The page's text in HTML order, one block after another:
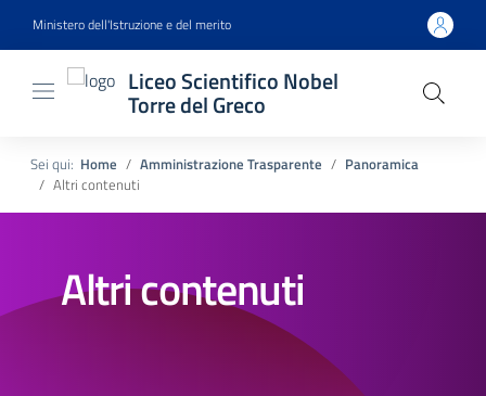
Ministero dell'Istruzione e del merito
Liceo Scientifico Nobel
Torre del Greco
Sei qui: Home Amministrazione Trasparente
Panoramica
Altri contenuti
Altri contenuti